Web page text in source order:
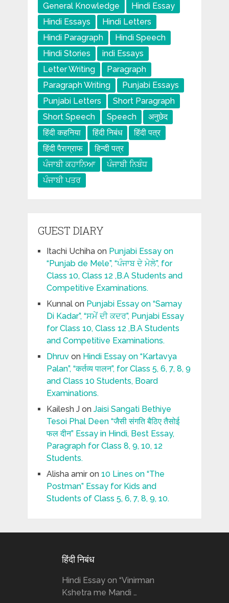
General Knowledge
Hindi Essay
Hindi Essays
Hindi Letters
Hindi Paragraph
Hindi Speech
Hindi Stories
indi Essays
Letter Writing
Paragraph
Paragraph Writing
Punjabi Essays
Punjabi Letters
Short Paragraph
Short Speech
Speech
अनुछेद
हिंदी कहनिया
हिंदी निबंध
हिंदी पत्र
हिंदी पैराग्राफ
हिन्दी पत्र
ਪੰਜਾਬੀ ਕਹਾਨਿਆ
ਪੰਜਾਬੀ ਨਿਬੰਧ
ਪੰਜਾਬੀ ਪਤਰ
GUEST DIARY
Itachi Uchihaon Punjabi Essay on
“Punjab de Mele”, “ਪੰਜਾਬ ਦੇ ਮੇਲੇ”, for
Class 10, Class 12 ,B.A Students and
Competitive Examinations.
Kunnalon Punjabi Essay on “Samay
Di Kadar”, “ਸਮੇਂ ਦੀ ਕਦਰ”, Punjabi Essay
for Class 10, Class 12 ,B.A Students
and Competitive Examinations.
Dhruvon Hindi Essay on “Kartavya
Palan”, “कर्तव्य पालन”, for Class 5, 6, 7, 8, 9
and Class 10 Students, Board
Examinations.
Kailesh Jon Jaisi Sangati Bethiye
Tesoi Phal Deen “जैसी संगति बैठिए तैसोई
फल दीन” Essay in Hindi, Best Essay,
Paragraph for Class 8, 9, 10, 12
Students.
Alisha amiron 10 Lines on “The
Postman” Essay for Kids and
Students of Class 5, 6, 7, 8, 9, 10.
हिंदी निबंध
Hindi Essay on “Vinirman
Kshetra me Mandi …